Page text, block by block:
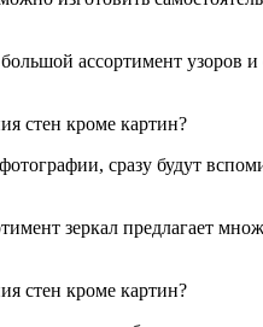
ассортимент узоров
сразу будут
зеркал предлагает